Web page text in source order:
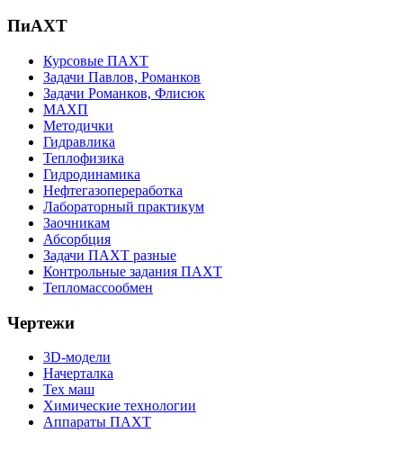
ПиАХТ
Курсовые ПАХТ
Задачи Павлов, Романков
Задачи Романков, Флисюк
МАХП
Методички
Гидравлика
Теплофизика
Гидродинамика
Нефтегазопереработка
Лабораторный практикум
Заочникам
Абсорбция
Задачи ПАХТ разные
Контрольные задания ПАХТ
Тепломассообмен
Чертежи
3D-модели
Начерталка
Тех маш
Химические технологии
Аппараты ПАХТ